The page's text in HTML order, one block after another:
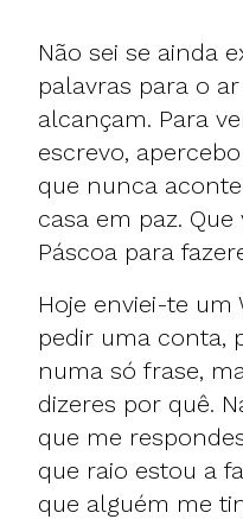
Não sei se ainda
palavras para o
alcançam. Para
escrevo,
que nunca
casa em paz.
Páscoa para
Hoje enviei-te um
pedir uma conta,
numa só frase,
dizeres por quê.
que me
que raio estou a
que alguém me